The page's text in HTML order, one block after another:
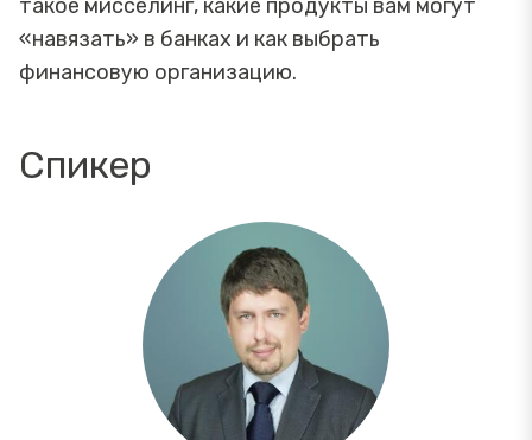
такое мисселинг, какие продукты вам могут
«навязать» в банках и как выбрать
финансовую организацию.
Спикер